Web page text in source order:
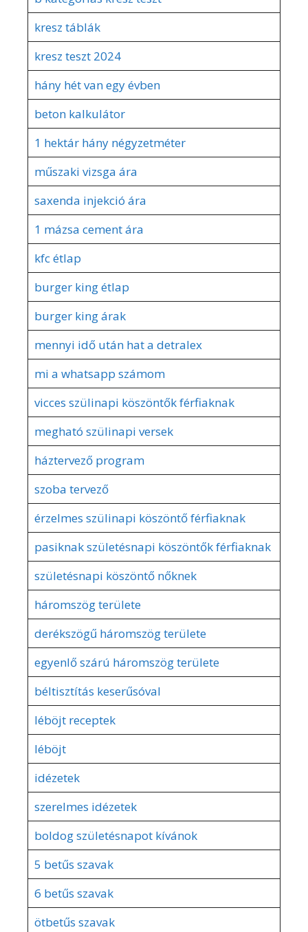
kresz táblák
kresz teszt 2024
hány hét van egy évben
beton kalkulátor
1 hektár hány négyzetméter
műszaki vizsga ára
saxenda injekció ára
1 mázsa cement ára
kfc étlap
burger king étlap
burger king árak
mennyi idő után hat a detralex
mi a whatsapp számom
vicces szülinapi köszöntők férfiaknak
megható szülinapi versek
háztervező program
szoba tervező
érzelmes szülinapi köszöntő férfiaknak
pasiknak születésnapi köszöntők férfiaknak
születésnapi köszöntő nőknek
háromszög területe
derékszögű háromszög területe
egyenlő szárú háromszög területe
béltisztítás keserűsóval
léböjt receptek
léböjt
idézetek
szerelmes idézetek
boldog születésnapot kívánok
5 betűs szavak
6 betűs szavak
ötbetűs szavak